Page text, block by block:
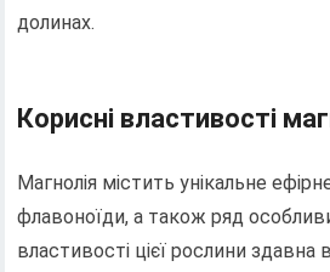
долинах.
Корисні властивості
Магнолія містить унікальне
флавоноїди, а також ряд
властивості цієї рослини